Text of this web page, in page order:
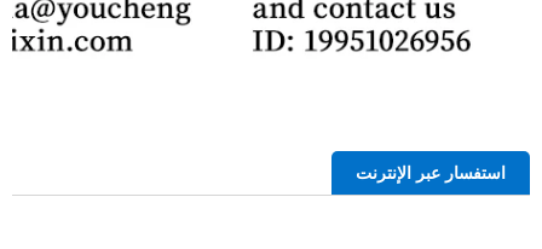
استفسار عبر الإنترنت